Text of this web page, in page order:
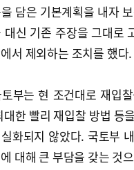
담은 기본계획을 내자
대신 기존 주장을 그대로
서 제외하는 조치를 했다.
부는 현 조건대로 재입
대한 빨리 재입찰 방법 등
화되지 않았다. 국토부
대해 큰 부담을 갖는 것